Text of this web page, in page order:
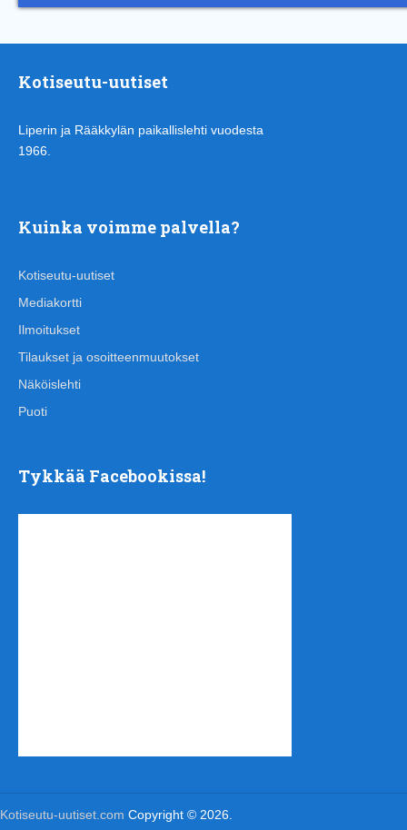
Kotiseutu-uutiset
Liperin ja Rääkkylän paikallislehti vuodesta
1966.
Kuinka voimme palvella?
Kotiseutu-uutiset
Mediakortti
Ilmoitukset
Tilaukset ja osoitteenmuutokset
Näköislehti
Puoti
Tykkää Facebookissa!
Kotiseutu-uutiset.com Copyright © 2026.